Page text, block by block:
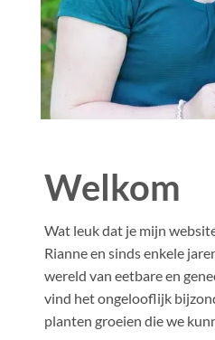
Welkom
Wat leuk dat je mijn
Rianne en sinds enkele
wereld van eetbare en
vind het ongelooflijk
planten groeien die we